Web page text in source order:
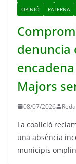
OPINIÓ
PATERNA
denuncia
Majors
08/07/2026
La coalició
una absència
municipis